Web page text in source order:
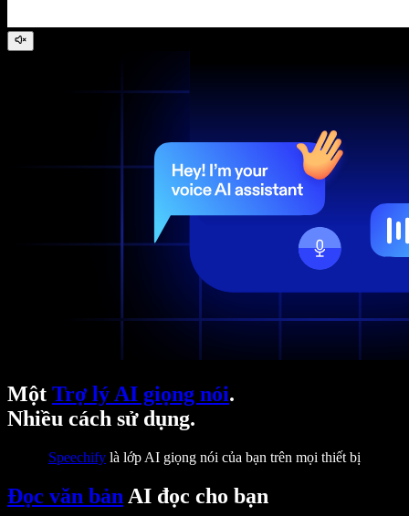
Một Trợ lý AI giọng nói.
Nhiều cách sử dụng.
Speechify là lớp AI giọng nói của bạn trên mọi thiết bị
Đọc văn bản AI đọc cho bạn